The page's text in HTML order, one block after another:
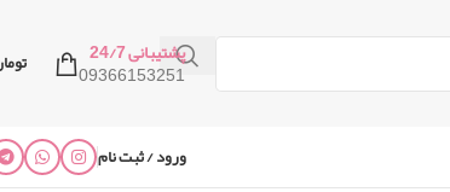
پشتیبانی 24/7
09366153251
ورود / ثبت نام